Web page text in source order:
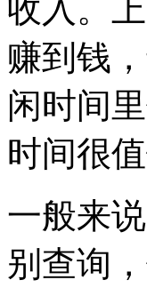
收入。
赚到钱
闲时间
时间很
一般来
别查询